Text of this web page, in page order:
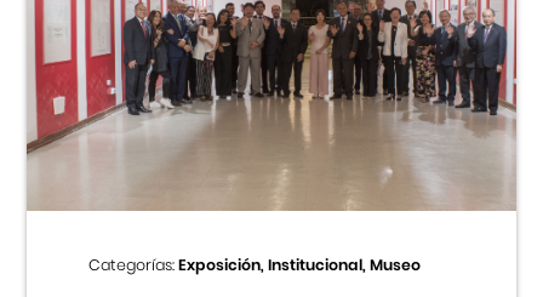
Categorías:Exposición, Institucional, Museo